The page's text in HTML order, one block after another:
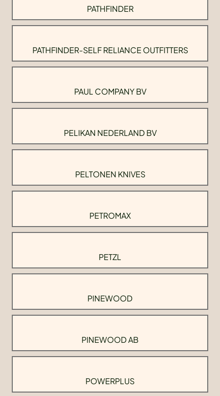
PATHFINDER
PATHFINDER-SELF RELIANCE OUTFITTERS
PAUL COMPANY BV
PELIKAN NEDERLAND BV
PELTONEN KNIVES
PETROMAX
PETZL
PINEWOOD
PINEWOOD AB
POWERPLUS